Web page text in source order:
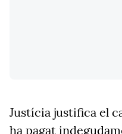
Justícia justifica el
ha pagat